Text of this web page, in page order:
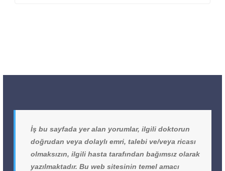
İş bu sayfada yer alan yorumlar, ilgili doktorun
doğrudan veya dolaylı emri, talebi ve/veya ricası
olmaksızın, ilgili hasta tarafından bağımsız olarak
yazılmaktadır. Bu web sitesinin temel amacı